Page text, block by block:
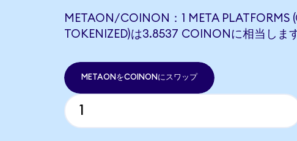
METAON/COINON：1 META PLATFORMS
TOKENIZED)は3.8537 COINONに相当しま
METAONをCOINONにスワップ